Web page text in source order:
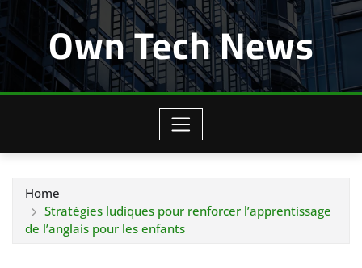
Own Tech News
Home
Stratégies ludiques pour renforcer l’apprentissage
de l’anglais pour les enfants